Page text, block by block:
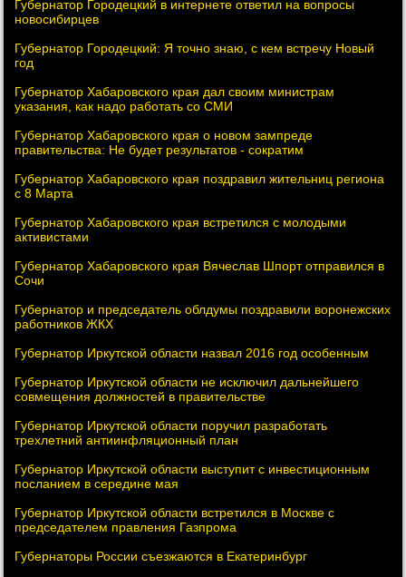
Губернатор Городецкий в интернете ответил на вопросы
новосибирцев
Губернатор Городецкий: Я точно знаю, с кем встречу Новый
год
Губернатор Хабаровского края дал своим министрам
указания, как надо работать со СМИ
Губернатор Хабаровского края о новом зампреде
правительства: Не будет результатов - сократим
Губернатор Хабаровского края поздравил жительниц региона
с 8 Марта
Губернатор Хабаровского края встретился с молодыми
активистами
Губернатор Хабаровского края Вячеслав Шпорт отправился в
Сочи
Губернатор и председатель облдумы поздравили воронежских
работников ЖКХ
Губернатор Иркутской области назвал 2016 год особенным
Губернатор Иркутской области не исключил дальнейшего
совмещения должностей в правительстве
Губернатор Иркутской области поручил разработать
трехлетний антиинфляционный план
Губернатор Иркутской области выступит с инвестиционным
посланием в середине мая
Губернатор Иркутской области встретился в Москве с
председателем правления Газпрома
Губернаторы России съезжаются в Екатеринбург